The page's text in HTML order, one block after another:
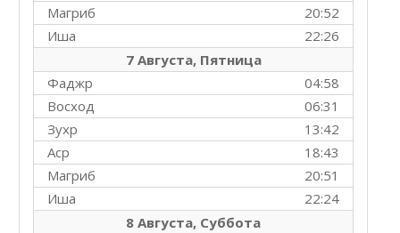
20:52
Магриб
22:26
Иша
7 Августа, Пятница
04:58
Фаджр
06:31
Восход
13:42
Зухр
18:43
Аср
20:51
Магриб
22:24
Иша
8 Августа, Суббота